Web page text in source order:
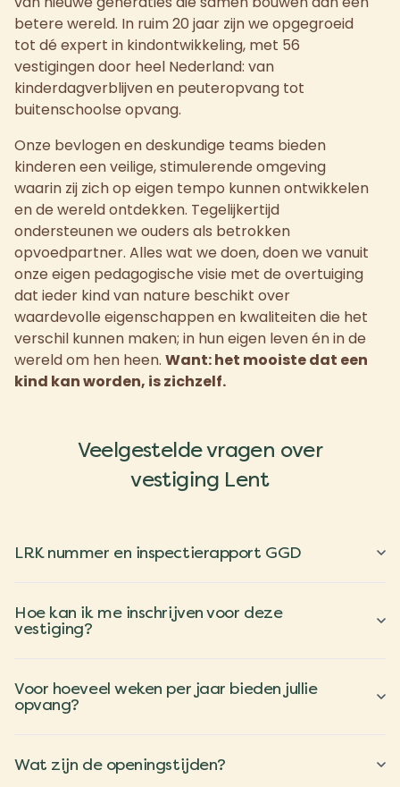
betere wereld. In ruim 20 jaar zijn we opgegroeid
tot dé expert in kindontwikkeling, met 56
vestigingen door heel Nederland: van
kinderdagverblijven en peuteropvang tot
buitenschoolse opvang.
Onze bevlogen en deskundige teams bieden
kinderen een veilige, stimulerende omgeving
waarin zij zich op eigen tempo kunnen ontwikkelen
en de wereld ontdekken. Tegelijkertijd
ondersteunen we ouders als betrokken
opvoedpartner. Alles wat we doen, doen we vanuit
onze eigen pedagogische visie met de overtuiging
dat ieder kind van nature beschikt over
waardevolle eigenschappen en kwaliteiten die het
verschil kunnen maken; in hun eigen leven én in de
wereld om hen heen. Want: het mooiste dat een
kind kan worden, is zichzelf.
Veelgestelde vragen over
vestiging Lent
LRK nummer en inspectierapport GGD
Hoe kan ik me inschrijven voor deze
vestiging?
Voor hoeveel weken per jaar bieden jullie
opvang?
Wat zijn de openingstijden?